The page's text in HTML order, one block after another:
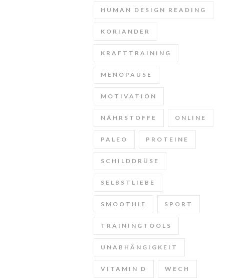
HUMAN DESIGN READING
KORIANDER
KRAFTTRAINING
MENOPAUSE
MOTIVATION
NÄHRSTOFFE ONLINE
PALEO PROTEINE
SCHILDDRÜSE
SELBSTLIEBE
SMOOTHIE SPORT
TRAININGTOOLS
UNABHÄNGIGKEIT
VITAMIN D WECH